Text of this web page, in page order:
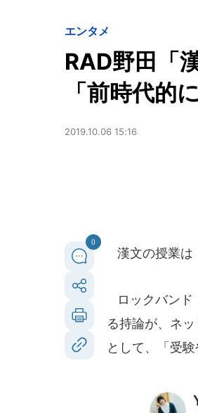
エンタメ
RAD野田「
「前時代的
2019.10.06 15:16
0
漢文の授業
ロックバンド
る持論が、ネ
として、「受